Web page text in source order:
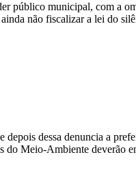
público municipal, com a
não fiscalizar a lei do
depois dessa denuncia a
Meio-Ambiente deverão